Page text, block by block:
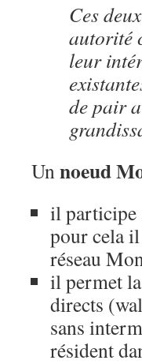
Ces
autorité
leur
de pair
Unnoeud
il participe
pour cela il
réseau
il permet
directs
sans
résident